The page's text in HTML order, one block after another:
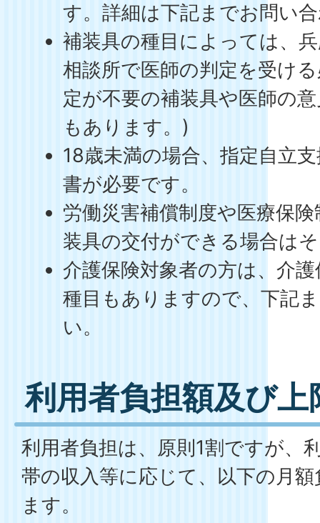
す。詳細は下記までお問い
補装具の種目によっては、
相談所で医師の判定を受け
定が不要の補装具や医師の
もあります。)
18歳未満の場合、指定自立
書が必要です。
労働災害補償制度や医療保
装具の交付ができる場合は
介護保険対象者の方は、介
種目もありますので、下記
い。
利用者負担額及び上
利用者負担は、原則1割ですが、
帯の収入等に応じて、以下の月
ます。